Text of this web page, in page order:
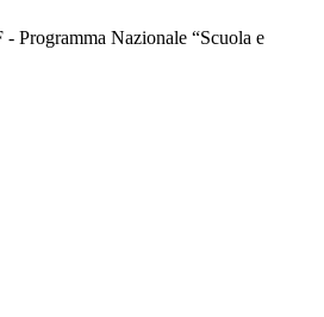
Programma Nazionale “Scuola e